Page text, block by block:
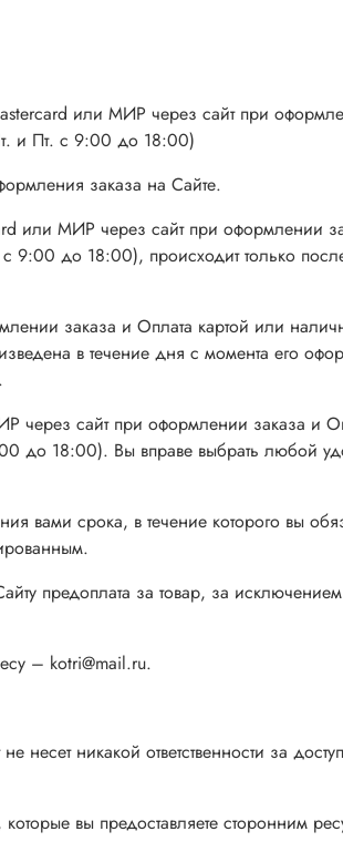
или МИР через сайт при
и Пт. с 9:00 до 18:00)
заказа на Сайте.
или МИР через сайт при оформлении
до 18:00), происходит только
заказа и Оплата картой или
в течение дня с момента его
через сайт при оформлении заказа и
до 18:00). Вы вправе выбрать любой
вами срока, в течение которого вы
предоплата за товар, за
– kotri@mail.ru.
никакой ответственности за
которые вы предоставляете сторонним